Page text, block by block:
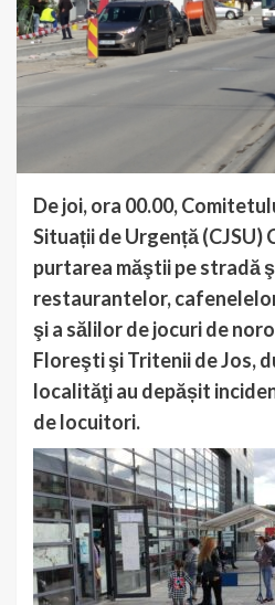
De joi, ora 00.00,
Situații de Urgență (CJSU)
purtarea măştii pe stradă
restaurantelor,
şi a sălilor de jocuri de
Floreşti şi Tritenii de Jos,
localităţi au depășit
de locuitori.